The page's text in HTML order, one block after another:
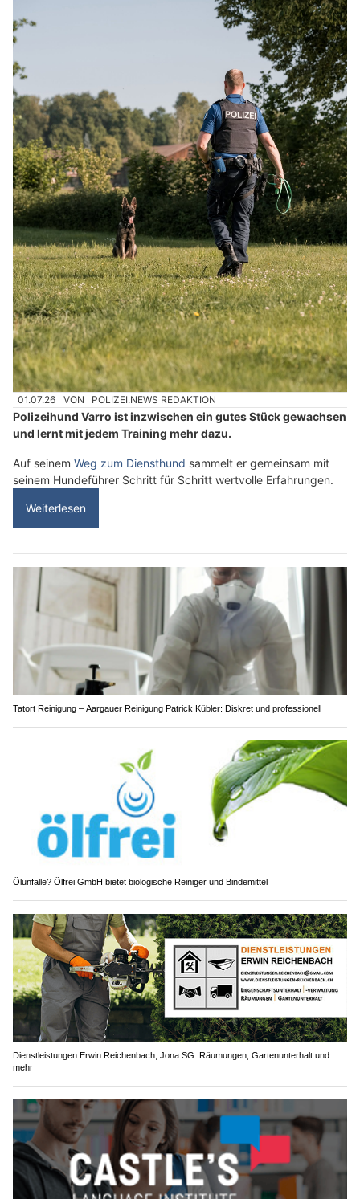
01.07.26 VON POLIZEI.NEWS REDAKTION
Polizeihund Varro ist inzwischen ein gutes Stück gewachsen
und lernt mit jedem Training mehr dazu.
Auf seinem Weg zum Diensthund sammelt er gemeinsam mit
seinem Hundeführer Schritt für Schritt wertvolle Erfahrungen.
Weiterlesen
Tatort Reinigung – Aargauer Reinigung Patrick Kübler: Diskret und professionell
Ölunfälle? Ölfrei GmbH bietet biologische Reiniger und Bindemittel
Dienstleistungen Erwin Reichenbach, Jona SG: Räumungen, Gartenunterhalt und
mehr